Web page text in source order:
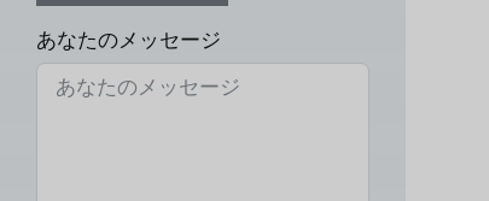
あなたのメッセージ